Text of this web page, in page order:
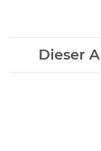
Dieser